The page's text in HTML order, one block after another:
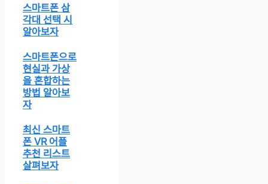
스마트폰 삼
각대 선택 시
알아보자
스마트폰으로
현실과 가상
을 혼합하는
방법 알아보
자
최신 스마트
폰 VR 어플
추천 리스트
살펴보자